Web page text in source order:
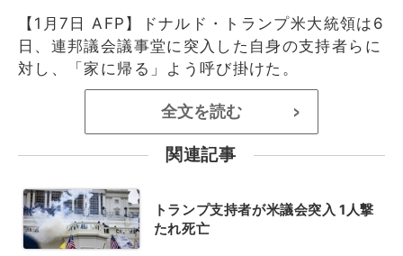
【1月7日 AFP】ドナルド・トランプ米大統領は6
日、連邦議会議事堂に突入した自身の支持者らに
対し、「家に帰る」よう呼び掛けた。
全文を読む >
関連記事
トランプ支持者が米議会突入 1人撃
たれ死亡